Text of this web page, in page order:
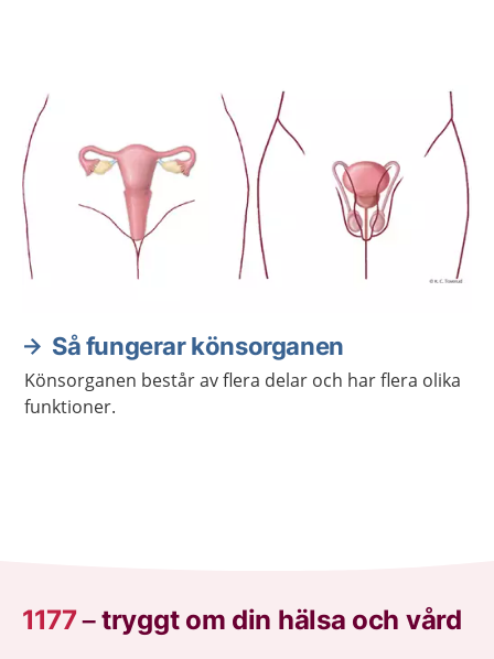
Så fungerar könsorganen
Könsorganen består av flera delar och har flera olika
funktioner.
1177–tryggt om din hälsa och vård